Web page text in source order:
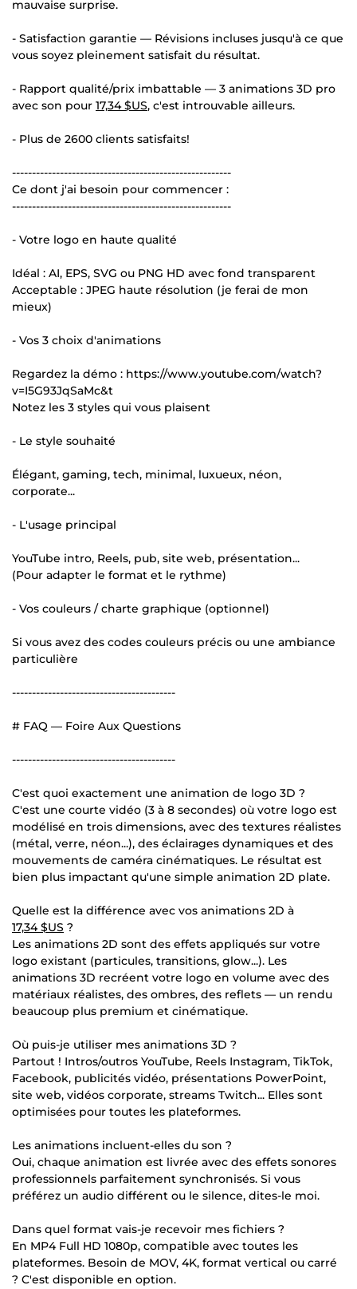
mauvaise surprise.
- Satisfaction garantie — Révisions incluses jusqu'à ce que
vous soyez pleinement satisfait du résultat.
- Rapport qualité/prix imbattable — 3 animations 3D pro
avec son pour 17,34 $US, c'est introuvable ailleurs.
- Plus de 2600 clients satisfaits!
-------------------------------------------------------
Ce dont j'ai besoin pour commencer :
-------------------------------------------------------
- Votre logo en haute qualité
Idéal : AI, EPS, SVG ou PNG HD avec fond transparent
Acceptable : JPEG haute résolution (je ferai de mon
mieux)
- Vos 3 choix d'animations
Regardez la démo : https://www.youtube.com/watch?
v=I5G93JqSaMc&t
Notez les 3 styles qui vous plaisent
- Le style souhaité
Élégant, gaming, tech, minimal, luxueux, néon,
corporate...
- L'usage principal
YouTube intro, Reels, pub, site web, présentation...
(Pour adapter le format et le rythme)
- Vos couleurs / charte graphique (optionnel)
Si vous avez des codes couleurs précis ou une ambiance
particulière
-----------------------------------------
# FAQ — Foire Aux Questions
-----------------------------------------
C'est quoi exactement une animation de logo 3D ?
C'est une courte vidéo (3 à 8 secondes) où votre logo est
modélisé en trois dimensions, avec des textures réalistes
(métal, verre, néon...), des éclairages dynamiques et des
mouvements de caméra cinématiques. Le résultat est
bien plus impactant qu'une simple animation 2D plate.
Quelle est la différence avec vos animations 2D à
17,34 $US ?
Les animations 2D sont des effets appliqués sur votre
logo existant (particules, transitions, glow...). Les
animations 3D recréent votre logo en volume avec des
matériaux réalistes, des ombres, des reflets — un rendu
beaucoup plus premium et cinématique.
Où puis-je utiliser mes animations 3D ?
Partout ! Intros/outros YouTube, Reels Instagram, TikTok,
Facebook, publicités vidéo, présentations PowerPoint,
site web, vidéos corporate, streams Twitch... Elles sont
optimisées pour toutes les plateformes.
Les animations incluent-elles du son ?
Oui, chaque animation est livrée avec des effets sonores
professionnels parfaitement synchronisés. Si vous
préférez un audio différent ou le silence, dites-le moi.
Dans quel format vais-je recevoir mes fichiers ?
En MP4 Full HD 1080p, compatible avec toutes les
plateformes. Besoin de MOV, 4K, format vertical ou carré
? C'est disponible en option.